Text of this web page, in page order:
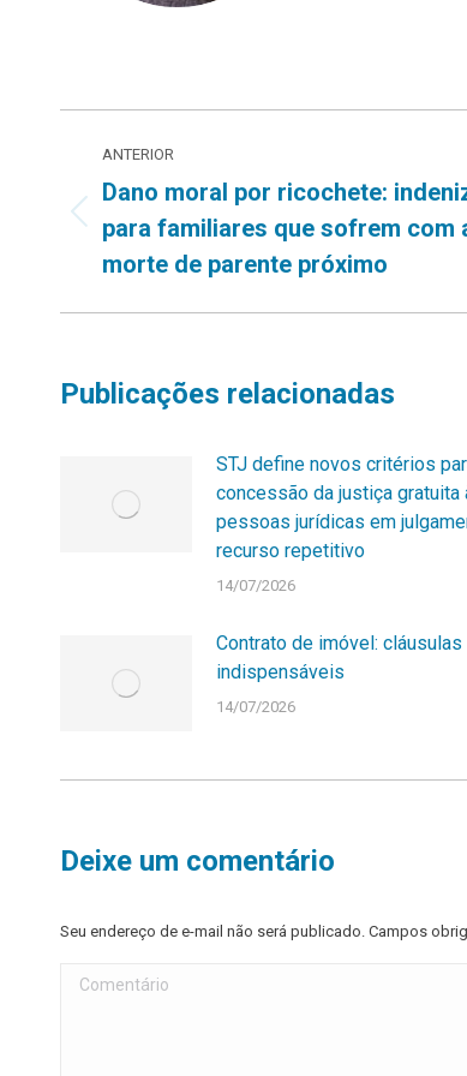
Navegação
de
post:
ANTERIOR
Post
anterior:
Dano moral por ricochete:
para familiares que sofrem com
morte de parente próximo
Publicações relacionadas
STJ define novos critérios
concessão da justiça gratuita
pessoas jurídicas em
recurso repetitivo
14/07/2026
Contrato de imóvel: cláusulas
indispensáveis
14/07/2026
Deixe um comentário
Seu endereço de e-mail não será publicado. Campos
Comentário